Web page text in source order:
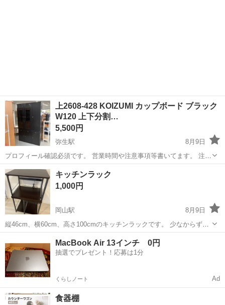
上2608-428 KOIZUMI カップボード ブラック
W120 上下分割…
5,500円
弥生駅
8月9日
プロフィール確認必須です。 営業時間や注意事項等書いてます。 注意
⚠️ 当店はリサイクルショップの為、原則として 返品・交換や修理等の
対応は致しかねます。 家電等に関しましては、ご購入から３日以内に
商品の不備や故障があっ...
岡山 倉敷市 収納家具
キッチンラック
1,000円
岡山駅
8月9日
縦46cm、横60cm、高さ100cmのキッチンラックです。 少なからず使
用感はありますが、目立った傷や色落ちはありません。
収納家具
MacBook Air 13インチ 0円
抽選でプレゼント！応募は1分
くらしノート Ad
食器棚